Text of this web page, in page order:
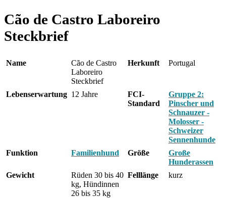
Cão de Castro Laboreiro
Steckbrief
Name
Cão de Castro
Laboreiro
Steckbrief
Herkunft Portugal
Lebenserwartung 12 Jahre
FCI-
Standard
Gruppe 2:
Pinscher und
Schnauzer -
Molosser -
Schweizer
Sennenhunde
Funktion
Familienhund Größe
Große
Hunderassen
Gewicht
Rüden 30 bis 40
kg, Hündinnen
26 bis 35 kg
Felllänge kurz